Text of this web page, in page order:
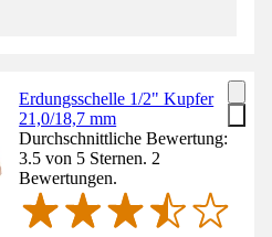
Erdungsschelle 1/2" Kupfer
21,0/18,7 mm
Durchschnittliche Bewertung:
3.5 von 5 Sternen. 2
Bewertungen.